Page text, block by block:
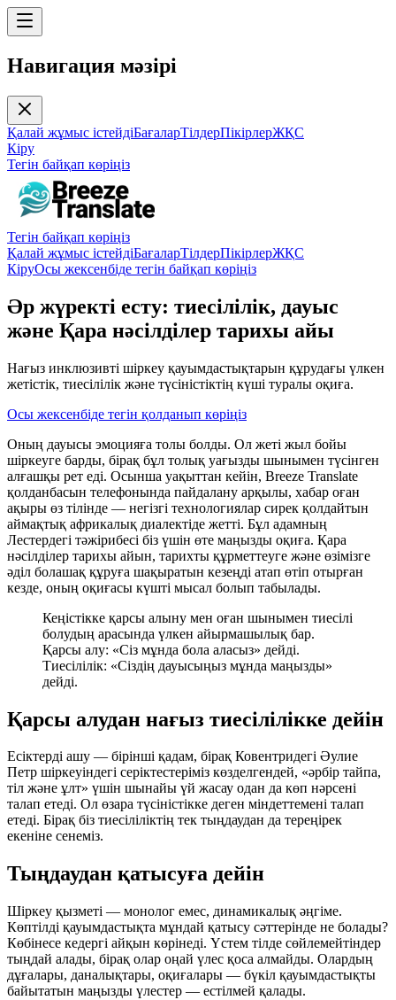
Навигация мәзірі
Қалай жұмыс істейдіБағаларТілдерПікірлерЖҚС
Кіру
Тегін байқап көріңіз
Тегін байқап көріңіз
Қалай жұмыс істейдіБағаларТілдерПікірлерЖҚС
КіруОсы жексенбіде тегін байқап көріңіз
Әр жүректі есту: тиесілілік, дауыс
және Қара нәсілділер тарихы айы
Нағыз инклюзивті шіркеу қауымдастықтарын құрудағы үлкен
жетістік, тиесілілік және түсіністіктің күші туралы оқиға.
Осы жексенбіде тегін қолданып көріңіз
Оның дауысы эмоцияға толы болды. Ол жеті жыл бойы
шіркеуге барды, бірақ бұл толық уағызды шынымен түсінген
алғашқы рет еді. Осынша уақыттан кейін, Breeze Translate
қолданбасын телефонында пайдалану арқылы, хабар оған
ақыры өз тілінде — негізгі технологиялар сирек қолдайтын
аймақтық африкалық диалектіде жетті. Бұл адамның
Лестердегі тәжірибесі біз үшін өте маңызды оқиға. Қара
нәсілділер тарихы айын, тарихты құрметтеуге және өзімізге
әділ болашақ құруға шақыратын кезеңді атап өтіп отырған
кезде, оның оқиғасы күшті мысал болып табылады.
Кеңістікке қарсы алыну мен оған шынымен тиесілі
болудың арасында үлкен айырмашылық бар.
Қарсы алу: «Сіз мұнда бола аласыз» дейді.
Тиесілілік: «Сіздің дауысыңыз мұнда маңызды»
дейді.
Қарсы алудан нағыз тиесілілікке дейін
Есіктерді ашу — бірінші қадам, бірақ Ковентридегі Әулие
Петр шіркеуіндегі серіктестеріміз көзделгендей, «әрбір тайпа,
тіл және ұлт» үшін шынайы үй жасау одан да көп нәрсені
талап етеді. Ол өзара түсіністікке деген міндеттемені талап
етеді. Бірақ біз тиесіліліктің тек тыңдаудан да тереңірек
екеніне сенеміз.
Тыңдаудан қатысуға дейін
Шіркеу қызметі — монолог емес, динамикалық әңгіме.
Көптілді қауымдастықта мұндай қатысу сәттерінде не болады?
Көбінесе кедергі айқын көрінеді. Үстем тілде сөйлемейтіндер
тыңдай алады, бірақ олар оңай үлес қоса алмайды. Олардың
дұғалары, даналықтары, оқиғалары — бүкіл қауымдастықты
байытатын маңызды үлестер — естілмей қалады.